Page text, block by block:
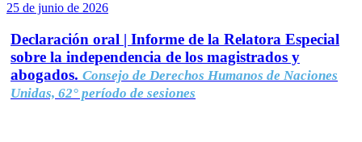
25 de junio de 2026
Declaración oral | Informe de la Relatora Especial
sobre la independencia de los magistrados y
abogados. Consejo de Derechos Humanos de Naciones
Unidas, 62° período de sesiones